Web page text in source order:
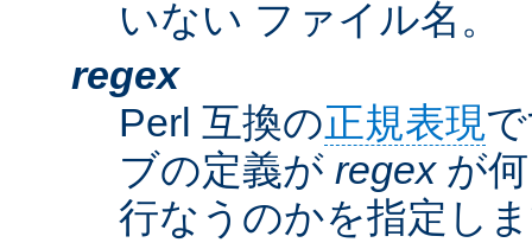
いない ファイル名。
regex
Perl 互換の正規表現
ブの定義が regexが何
行なうのかを指定し